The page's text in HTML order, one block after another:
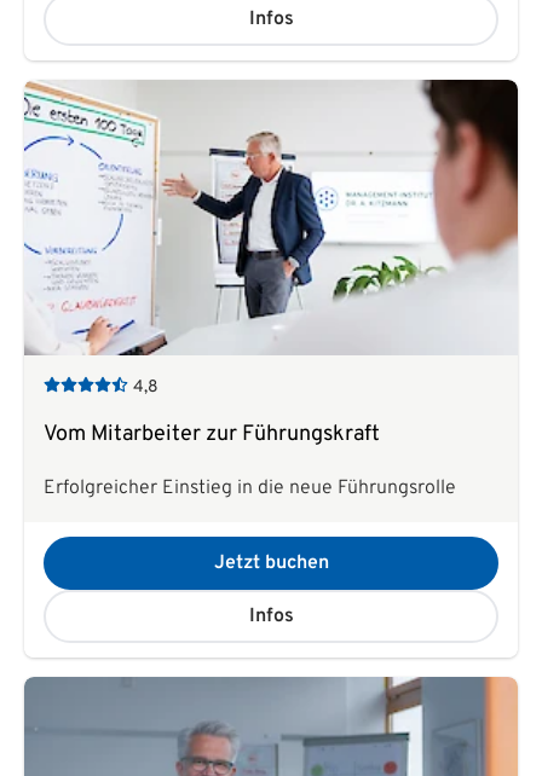
Infos
4,8
Vom Mitarbeiter zur Führungskraft
Erfolgreicher Einstieg in die neue Führungsrolle
Jetzt buchen
Infos